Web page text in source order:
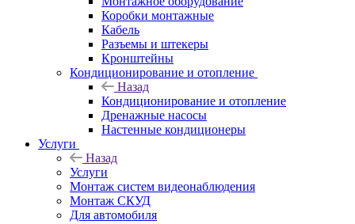
Коробки монтажные
Кабель
Разъемы и штекеры
Кронштейны
Кондиционирование и отопление
Назад
Кондиционирование и отопление
Дренажные насосы
Настенные кондиционеры
Услуги
Назад
Услуги
Монтаж систем видеонаблюдения
Монтаж СКУД
Для автомобиля